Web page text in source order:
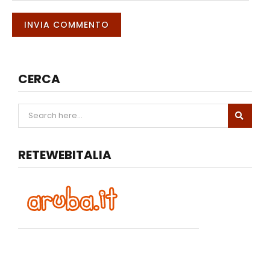
CERCA
RETEWEBITALIA